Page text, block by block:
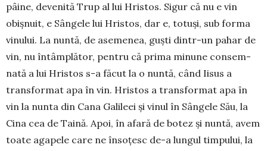
pâine, devenită Trup al lui Hristos. Sigur că nu e vin
obișnuit, e Sângele lui Hristos, dar e, totuși, sub forma
vinului. La nun­tă, de asemenea, guști dintr-un pahar de
vin, nu întâmplător, pentru că prima minune consem­
na­tă a lui Hristos s-a făcut la o nuntă, când Iisus a
trans­format apa în vin. Hristos a transformat apa în
vin la nunta din Cana Galileei și vinul în Sângele Său, la
Cina cea de Taină. Apoi, în afară de botez și nun­tă, avem
toate agapele care ne însoțesc de-a lungul timpului, la